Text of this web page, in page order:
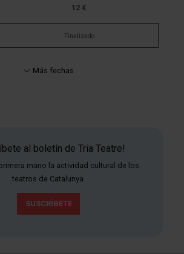
12 €
Finalizado
Más fechas
al boletín de Tria Teatre!
mano la actividad cultural de los
teatros de Catalunya.
SUSCRÍBETE